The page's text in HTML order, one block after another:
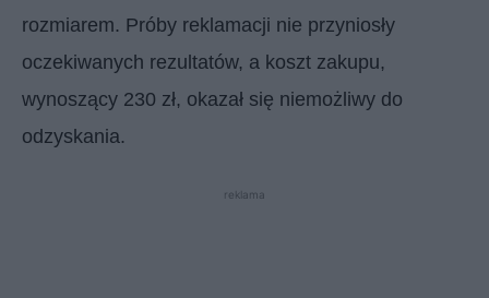
rozmiarem. Próby reklamacji nie przyniosły
oczekiwanych rezultatów, a koszt zakupu,
wynoszący 230 zł, okazał się niemożliwy do
odzyskania.
reklama